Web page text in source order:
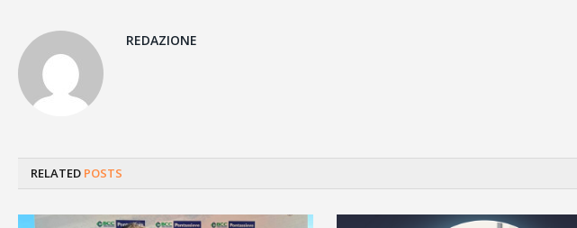
REDAZIONE
RELATED POSTS